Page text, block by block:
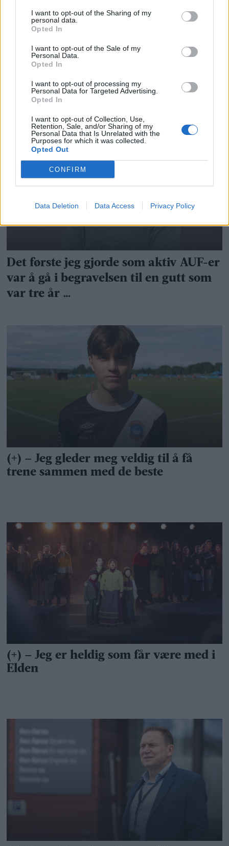
I want to opt-out of the Sharing of my
personal data.
Opted In
I want to opt-out of the Sale of my
Personal Data.
Opted In
I want to opt-out of processing my
Personal Data for Targeted Advertising.
Opted In
I want to opt-out of Collection, Use,
Retention, Sale, and/or Sharing of my
Personal Data that Is Unrelated with the
Purposes for which it was collected.
Opted Out
CONFIRM
Data Deletion Data Access Privacy Policy